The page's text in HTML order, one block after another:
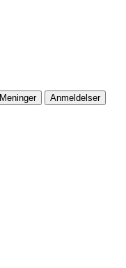
Meninger Anmeldelser